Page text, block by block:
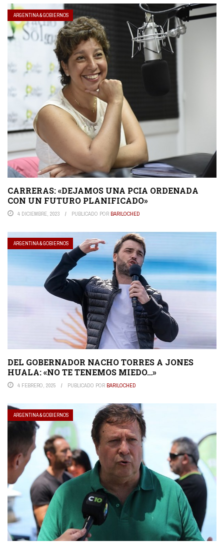
ARGENTINA & GOBIERNOS
CARRERAS: «DEJAMOS UNA PCIA ORDENADA
CON UN FUTURO PLANIFICADO»
4 DICIEMBRE, 2023 PUBLICADO POR BARILOCHED
ARGENTINA & GOBIERNOS
DEL GOBERNADOR NACHO TORRES A JONES
HUALA: «NO TE TENEMOS MIEDO…»
4 FEBRERO, 2025 PUBLICADO POR BARILOCHED
ARGENTINA & GOBIERNOS